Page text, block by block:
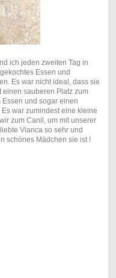
ich jeden zweiten Tag in
Essen und
Es war nicht ideal, dass sie
einen sauberen Platz zum
und sogar einen
war zumindest eine kleine
zum Canil, um mit unserer
Vianca so sehr und
schönes Mädchen sie ist !